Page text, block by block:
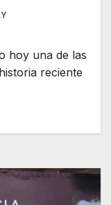
hoy una de las
reciente